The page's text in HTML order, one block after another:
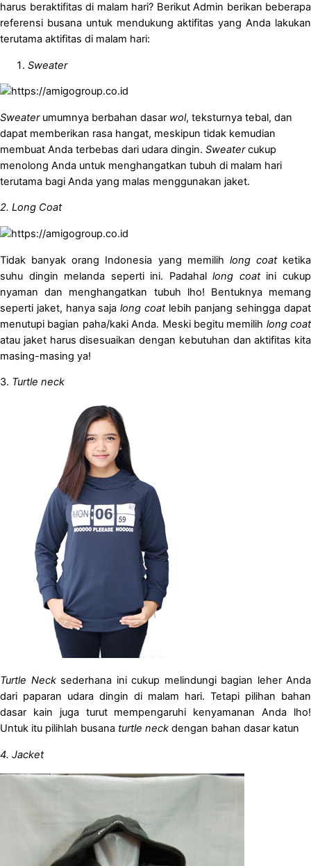
harus beraktifitas di malam hari? Berikut Admin berikan beberapa
referensi busana untuk mendukung aktifitas yang Anda lakukan
terutama aktifitas di malam hari:
Sweater
Sweater umumnya berbahan dasar wol, teksturnya tebal, dan
dapat memberikan rasa hangat, meskipun tidak kemudian
membuat Anda terbebas dari udara dingin. Sweatercukup
menolong Anda untuk menghangatkan tubuh di malam hari
terutama bagi Anda yang malas menggunakan jaket.
2. Long Coat
Tidak banyak orang Indonesia yang memilih long coat ketika
suhu dingin melanda seperti ini. Padahallong coatini cukup
nyaman dan menghangatkan tubuh lho! Bentuknya memang
seperti jaket, hanya sajalong coat lebih panjang sehingga dapat
menutupi bagian paha/kaki Anda. Meski begitu memilih long coat
atau jaket harus disesuaikan dengan kebutuhan dan aktifitas kita
masing-masing ya!
3. Turtle neck
Turtle Necksederhana ini cukup melindungi bagian leher Anda
dari paparan udara dingin di malam hari. Tetapi pilihan bahan
dasar kain juga turut mempengaruhi kenyamanan Anda lho!
Untuk itu pilihlah busana turtle neck dengan bahan dasar katun
4. Jacket